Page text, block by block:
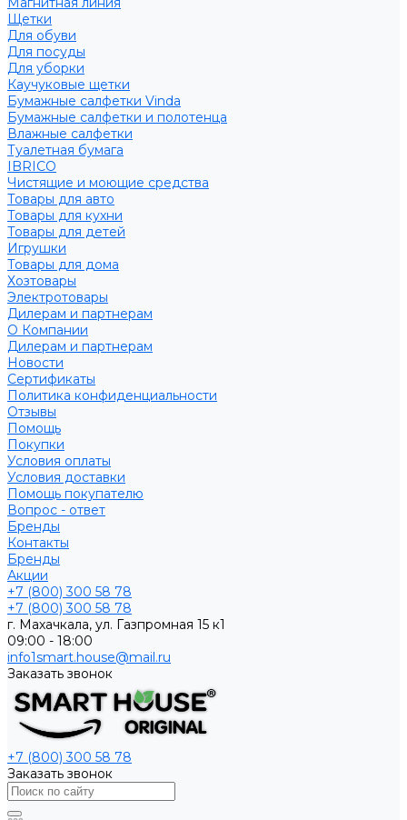
Щетки
Для обуви
Для посуды
Для уборки
Каучуковые щетки
Бумажные салфетки Vinda
Бумажные салфетки и полотенца
Влажные салфетки
Туалетная бумага
IBRICO
Чистящие и моющие средства
Товары для авто
Товары для кухни
Товары для детей
Игрушки
Товары для дома
Хозтовары
Электротовары
Дилерам и партнерам
О Компании
Дилерам и партнерам
Новости
Сертификаты
Политика конфиденциальности
Отзывы
Помощь
Покупки
Условия оплаты
Условия доставки
Помощь покупателю
Вопрос - ответ
Бренды
Контакты
Бренды
Акции
+7 (800) 300 58 78
+7 (800) 300 58 78
г. Махачкала, ул. Газпромная 15 к1
09:00 - 18:00
info1smart.house@mail.ru
Заказать звонок
+7 (800) 300 58 78
Заказать звонок